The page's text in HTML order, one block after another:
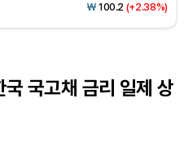
₩ 100.2 (+2.38%)
국고채 금리 일제 상